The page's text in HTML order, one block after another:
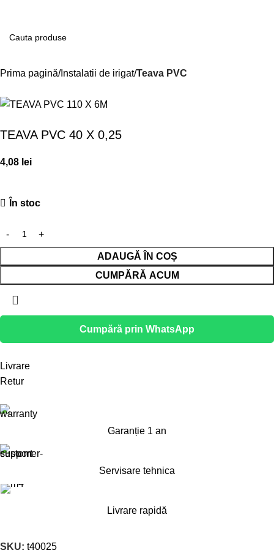
Prima pagină Instalatii de irigat Teava PVC
TEAVA PVC 40 X 0,25
4,08 lei
În stoc
ADAUGĂ ÎN COȘ
CUMPĂRĂ ACUM
Cumpără prin WhatsApp
Livrare
Retur
Garanție 1 an
Servisare tehnica
Livrare rapidă
SKU: t40025